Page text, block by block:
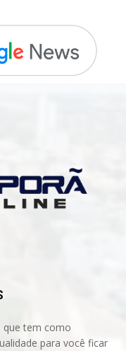
que tem como
para você ficar